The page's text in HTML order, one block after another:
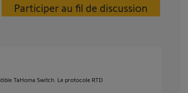
Participer au fil de discussion
TaHoma Switch. Le protocole RTD